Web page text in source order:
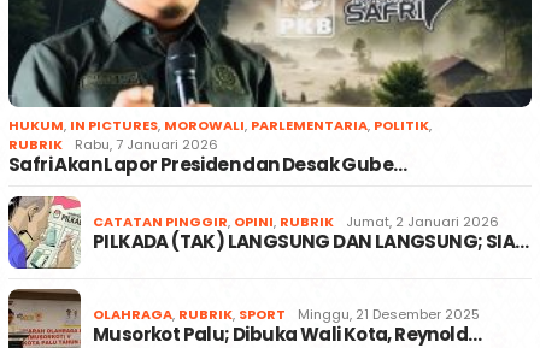
HUKUM, IN PICTURES, MOROWALI, PARLEMENTARIA, POLITIK,
RUBRIK
Rabu, 7 Januari 2026
Safri Akan Lapor Presiden dan Desak Gube…
CATATAN PINGGIR, OPINI, RUBRIK Jumat, 2 Januari 2026
PILKADA (TAK) LANGSUNG DAN LANGSUNG; SIA…
OLAHRAGA, RUBRIK, SPORT Minggu, 21 Desember 2025
Musorkot Palu; Dibuka Wali Kota, Reynold…